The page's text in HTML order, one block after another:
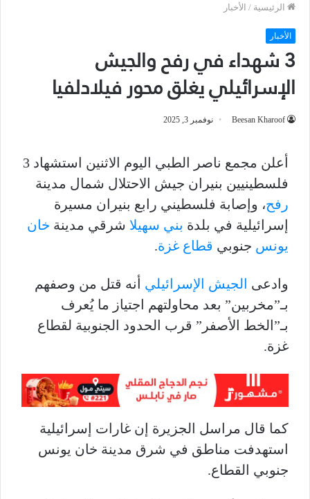
الرئيسية / الأخبار
الأخبار
3 شهداء في رفح والجيش
الإسرائيلي يغلق محور فيلادلفيا
Beesan Kharoof نوفمبر 3, 2025
أعلن مجمع ناصر الطبي اليوم الاثنين استشهاد 3
فلسطينيين بنيران جيش الاحتلال شمال مدينة
رفح، وإصابة فلسطيني رابع بنيران مسيرة
إسرائيلية في بلدة بني سهيلا شرقي مدينة خان
يونس جنوبي قطاع غزة.
وادعى الجيش الإسرائيلي أنه قتل من وصفهم
بـ”مخربين” بعد محاولتهم اجتياز ما يُعرف
بـ”الخط الأصفر” قرب الحدود الجنوبية لقطاع
غزة.
كما قال مراسل الجزيرة إن غارات إسرائيلية
استهدفت مناطق في شرق مدينة خان يونس
جنوبي القطاع.